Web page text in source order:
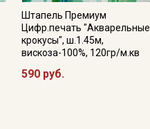
Штапель Премиум
Цифр.печать "Акварельные
крокусы", ш.1.45м,
вискоза-100%, 120гр/м.кв
590 руб.